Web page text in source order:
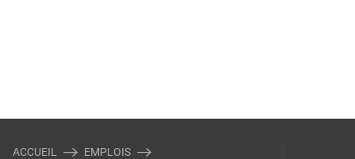
ACCUEIL
EMPLOIS